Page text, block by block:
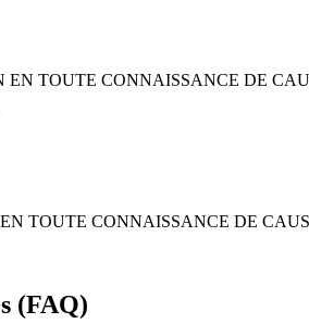
TOUTE CONNAISSANCE DE
TOUTE CONNAISSANCE DE
(FAQ)